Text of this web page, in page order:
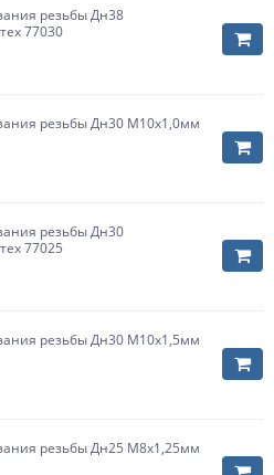
резьбы Дн38
77030
резьбы Дн30 М10х1,0мм
резьбы Дн30
77025
резьбы Дн30 М10х1,5мм
резьбы Дн25 М8х1,25мм